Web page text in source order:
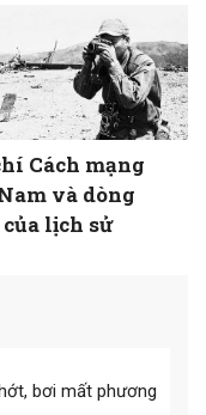
Cách mạng
và dòng
lịch sử
bơi mất phương